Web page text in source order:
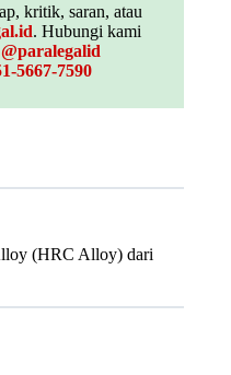
kritik, saran, atau
. Hubungi kami
@paralegalid
5667-7590
(HRC Alloy) dari